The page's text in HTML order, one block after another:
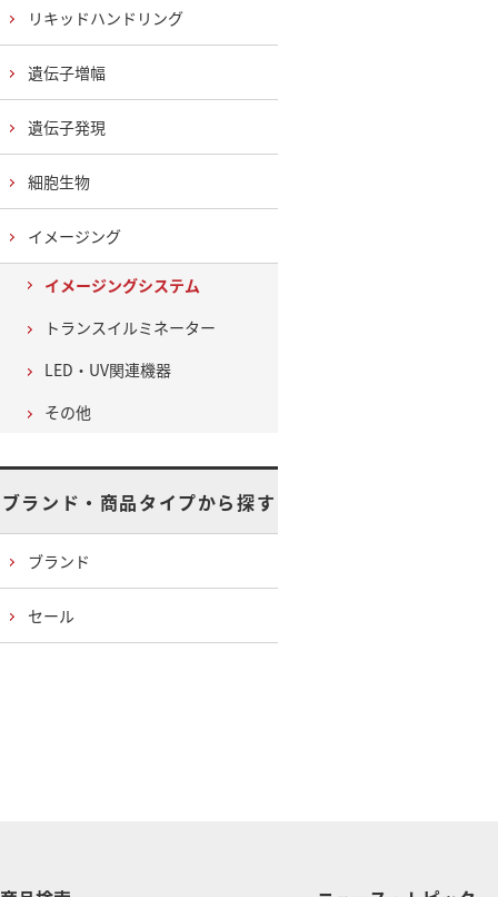
リキッドハンドリング
遺伝子増幅
遺伝子発現
細胞生物
イメージング
イメージングシステム
トランスイルミネーター
LED・UV関連機器
その他
ブランド・商品タイプから探す
ブランド
セール